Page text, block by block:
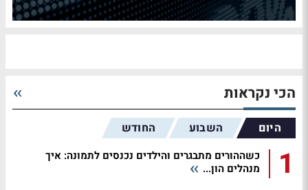
הכי נקראות
היום השבוע החודש
1
כשההורים מתבגרים והילדים נכנסים לתמונה: איך
מנהלים הון...